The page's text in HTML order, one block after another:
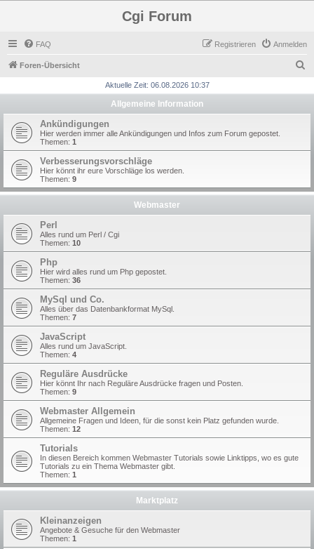
Cgi Forum
FAQ Anmelden
Registrieren
Foren-Übersicht
h
Aktuelle Zeit: 06.08.2026 10:37
Allgemeine Information
Ankündigungen
Hier werden immer alle Ankündigungen und Infos zum Forum gepostet.
Themen: 1
Verbesserungsvorschläge
Hier könnt ihr eure Vorschläge los werden.
Themen: 9
Webmaster
Perl
Alles rund um Perl / Cgi
Themen: 10
Php
Hier wird alles rund um Php gepostet.
Themen: 36
MySql und Co.
Alles über das Datenbankformat MySql.
Themen: 7
JavaScript
Alles rund um JavaScript.
Themen: 4
Reguläre Ausdrücke
Hier könnt Ihr nach Reguläre Ausdrücke fragen und Posten.
Themen: 9
Webmaster Allgemein
Allgemeine Fragen und Ideen, für die sonst kein Platz gefunden wurde.
Themen: 12
Tutorials
In diesen Bereich kommen Webmaster Tutorials sowie Linktipps, wo es gute
Tutorials zu ein Thema Webmaster gibt.
Themen: 1
Marktplatz
Kleinanzeigen
Angebote & Gesuche für den Webmaster
Themen: 1